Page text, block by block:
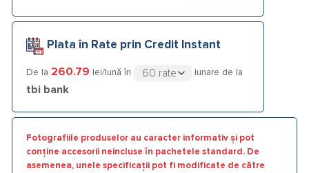
Plata în Rate prin Credit Instant
De la 260.79 lei/lună în lunare de la
tbi bank
Fotografiile produselor au caracter informativ și pot
conține accesorii neincluse în pachetele standard. De
asemenea, unele specificații pot fi modificate de către